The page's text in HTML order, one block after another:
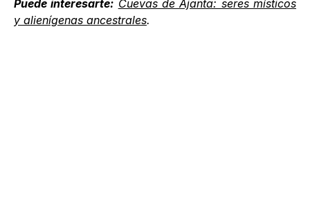
Puede interesarte: Cuevas de Ajanta: seres místicos
y alienígenas ancestrales.